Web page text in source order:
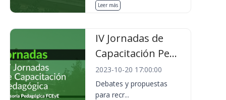
Leer más
IV Jornadas de
Capacitación Pe...
2023-10-20 17:00:00
Debates y propuestas
para recr...